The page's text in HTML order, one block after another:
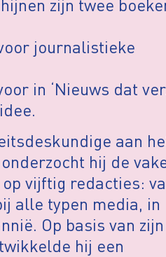
zijn twee
journalistieke
in ‘Nieuws dat
aan
hij de
vijftig redacties:
alle typen media, in
Op basis van zijn
hij een